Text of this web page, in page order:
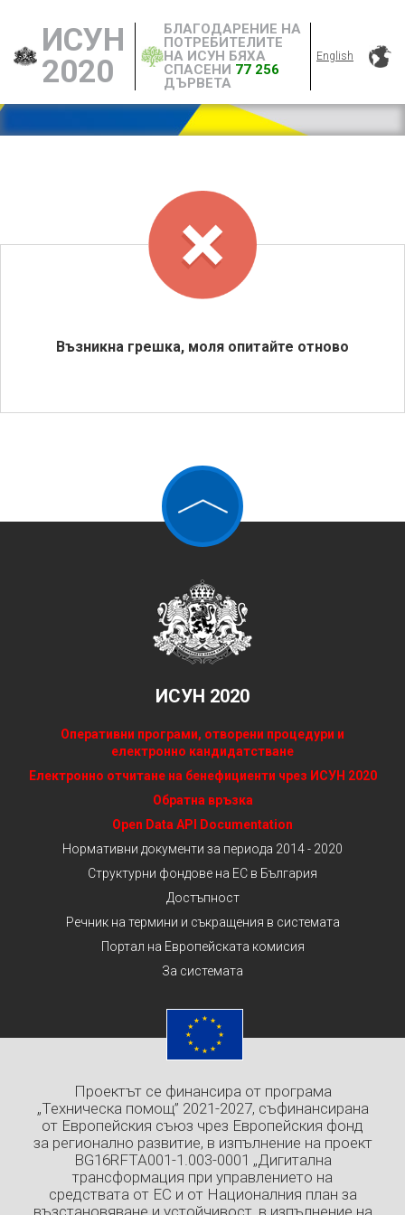
ИСУН
2020
БЛАГОДАРЕНИЕ НА
ПОТРЕБИТЕЛИТЕ
НА ИСУН БЯХА
СПАСЕНИ 77 256
ДЪРВЕТА
English
Възникна грешка, моля опитайте отново
ИСУН 2020
Оперативни програми, отворени процедури и
електронно кандидатстване
Електронно отчитане на бенефициенти чрез ИСУН 2020
Обратна връзка
Open Data API Documentation
Нормативни документи за периода 2014 - 2020
Структурни фондове на ЕС в България
Достъпност
Речник на термини и съкращения в системата
Портал на Европейската комисия
За системата
Проектът се финансира от програма
„Техническа помощ” 2021-2027, съфинансирана
от Европейския съюз чрез Европейския фонд
за регионално развитие, в изпълнение на проект
BG16RFTA001-1.003-0001 „Дигитална
трансформация при управлението на
средствата от ЕС и от Националния план за
възстановяване и устойчивост, в изпълнение на